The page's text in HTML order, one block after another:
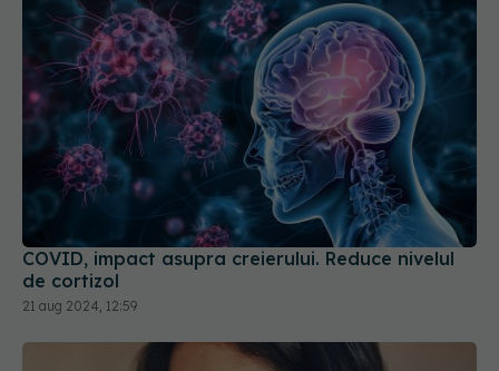
COVID, impact asupra creierului. Reduce nivelul
de cortizol
21 aug 2024, 12:59